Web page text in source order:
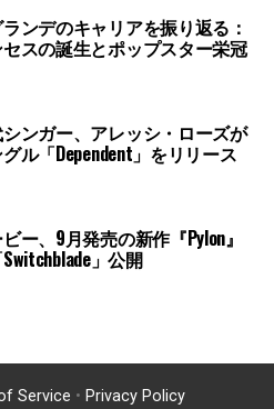
ンデのキャリアを振り返る：
スの誕生とポップスター栄冠
ンガー、アレッシ・ローズが
ル「Dependent」をリリース
ー、9月発売の新作『Pylon』
」公開
Service • Privacy Policy